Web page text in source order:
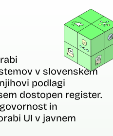
v slovenskem
podlagi
dostopen register.
in
UI v javnem